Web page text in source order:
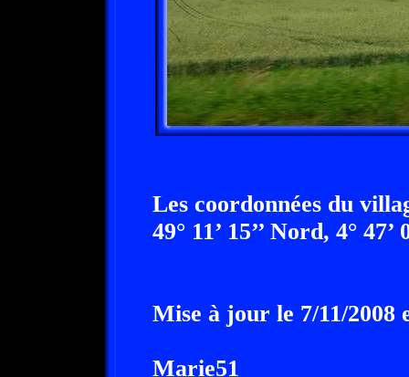
Les coordonnées du
49° 11’ 15’’ Nord, 4°
Mise à jour le 7/11/2008
Marie51